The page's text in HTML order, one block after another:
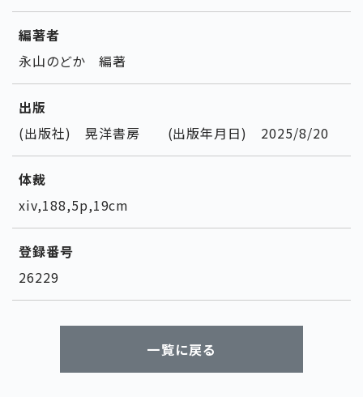
編著者
永山のどか 編著
出版
(出版社) 晃洋書房 (出版年月日) 2025/8/20
体裁
xiv,188,5p,19cm
登録番号
26229
一覧に戻る